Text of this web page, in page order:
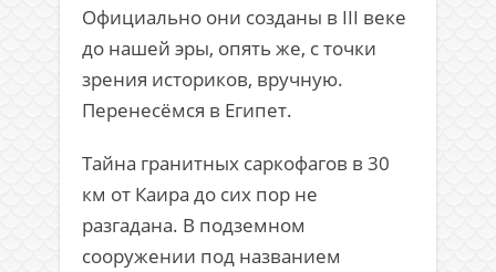
Официально они созданы в III веке
до нашей эры, опять же, с точки
зрения историков, вручную.
Перенесёмся в Египет.
Тайна гранитных саркофагов в 30
км от Каира до сих пор не
разгадана. В подземном
сооружении под названием